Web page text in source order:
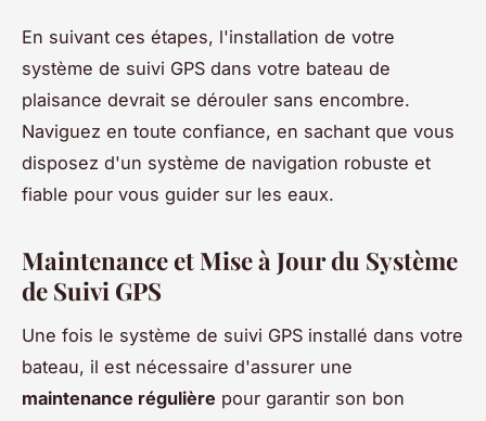
En suivant ces étapes, l'installation de votre
système de suivi GPS dans votre bateau de
plaisance devrait se dérouler sans encombre.
Naviguez en toute confiance, en sachant que vous
disposez d'un système de navigation robuste et
fiable pour vous guider sur les eaux.
Maintenance et Mise à Jour du Système
de Suivi GPS
Une fois le système de suivi GPS installé dans votre
bateau, il est nécessaire d'assurer une
maintenance régulière pour garantir son bon